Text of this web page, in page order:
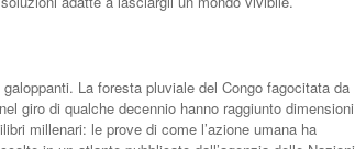
La foresta pluviale del Congo fagocitata da
giro di qualche decennio hanno raggiunto dimensioni
millenari: le prove di come l’azione umana ha